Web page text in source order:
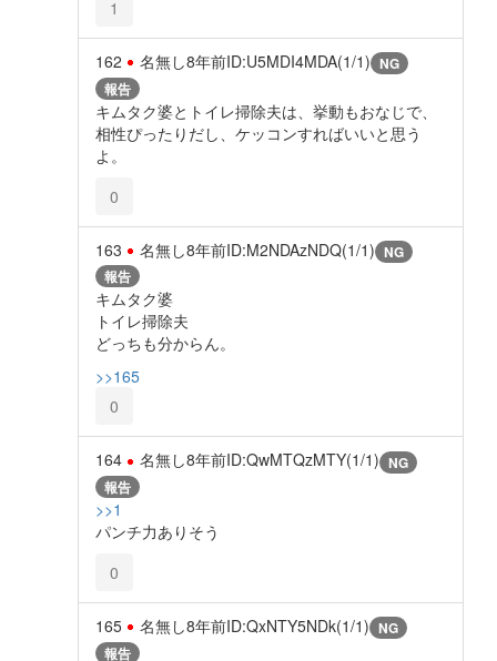
1
162 名無し8年前ID:U5MDI4MDA(1/1) NG
報告
キムタク婆とトイレ掃除夫は、挙動もおなじで、
相性ぴったりだし、ケッコンすればいいと思う
よ。
0
163 名無し8年前ID:M2NDAzNDQ(1/1) NG
報告
キムタク婆
トイレ掃除夫
どっちも分からん。
>>165
0
164 名無し8年前ID:QwMTQzMTY(1/1) NG
報告
>>1
パンチ力ありそう
0
165 名無し8年前ID:QxNTY5NDk(1/1) NG
報告